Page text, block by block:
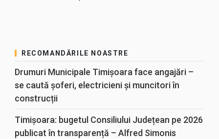
RECOMANDĂRILE NOASTRE
Drumuri Municipale Timișoara face angajări –
se caută șoferi, electricieni și muncitori în
construcții
Timișoara: bugetul Consiliului Județean pe 2026
publicat în transparență – Alfred Simonis